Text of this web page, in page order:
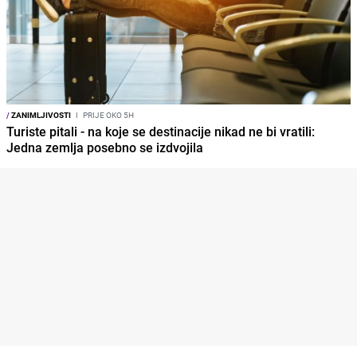
/ZANIMLJIVOSTI I PRIJE OKO 5H
Turiste pitali - na koje se destinacije nikad ne bi vratili:
Jedna zemlja posebno se izdvojila